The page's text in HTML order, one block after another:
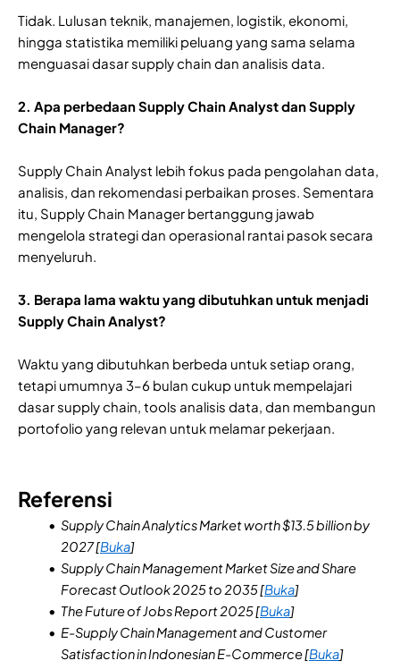
Tidak. Lulusan teknik, manajemen, logistik, ekonomi,
hingga statistika memiliki peluang yang sama selama
menguasai dasar supply chain dan analisis data.
2. Apa perbedaan Supply Chain Analyst dan Supply
Chain Manager?
Supply Chain Analyst lebih fokus pada pengolahan data,
analisis, dan rekomendasi perbaikan proses. Sementara
itu, Supply Chain Manager bertanggung jawab
mengelola strategi dan operasional rantai pasok secara
menyeluruh.
3. Berapa lama waktu yang dibutuhkan untuk menjadi
Supply Chain Analyst?
Waktu yang dibutuhkan berbeda untuk setiap orang,
tetapi umumnya 3–6 bulan cukup untuk mempelajari
dasar supply chain, tools analisis data, dan membangun
portofolio yang relevan untuk melamar pekerjaan.
Referensi
Supply Chain Analytics Market worth $13.5 billion by
2027 [Buka]
Supply Chain Management Market Size and Share
Forecast Outlook 2025 to 2035 [Buka]
The Future of Jobs Report 2025 [Buka]
E-Supply Chain Management and Customer
Satisfaction in Indonesian E-Commerce [Buka]